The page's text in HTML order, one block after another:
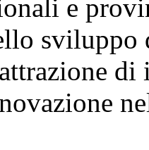
e
sviluppo
di